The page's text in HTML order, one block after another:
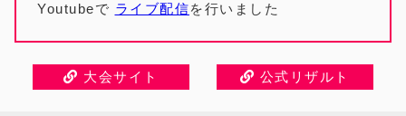
Youtubeで ライブ配信を行いました
大会サイト 公式リザルト